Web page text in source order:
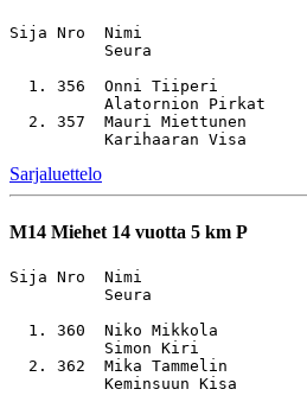
Sija Nro  Nimi
          Seura
1. 356  Onni Tiiperi
          Alatornion Pirkat
2. 357  Mauri Miettunen
Sarjaluettelo
M14 Miehet 14 vuotta 5 km P
Sija Nro  Nimi
          Seura
1. 360  Niko Mikkola
          Simon Kiri
2. 362  Mika Tammelin
          Keminsuun Kisa